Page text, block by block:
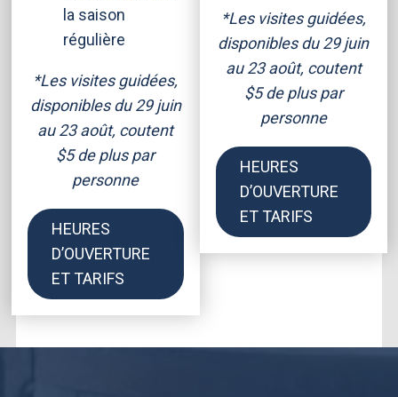
la saison
régulière
*Les visites guidées,
disponibles du 29 juin
au 23 août, coutent
$5 de plus par
personne
HEURES
D’OUVERTURE
ET TARIFS
*Les visites guidées,
disponibles du 29 juin
au 23 août, coutent
$5 de plus par
personne
HEURES
D’OUVERTURE
ET TARIFS